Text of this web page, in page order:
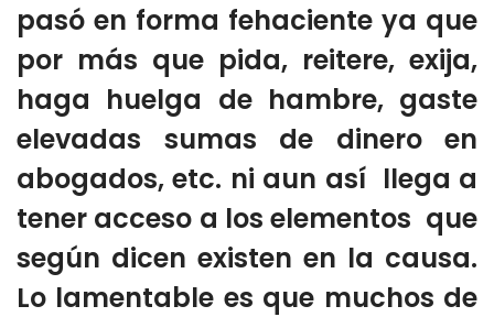
pasó en forma fehaciente ya que
por más que pida, reitere, exija,
haga huelga de hambre, gaste
elevadas sumas de dinero en
abogados, etc. ni aun así llega a
tener acceso a los elementos que
según dicen existen en la causa.
Lo lamentable es que muchos de